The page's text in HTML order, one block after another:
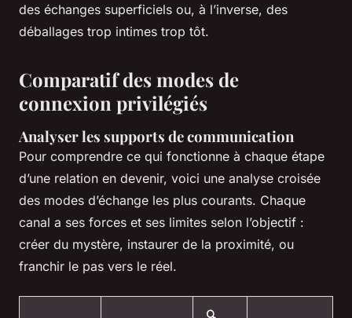
des échanges superficiels ou, à l’inverse, des
déballages trop intimes trop tôt.
Comparatif des modes de
connexion privilégiés
Analyser les supports de communication
Pour comprendre ce qui fonctionne à chaque étape
d’une relation en devenir, voici une analyse croisée
des modes d’échange les plus courants. Chaque
canal a ses forces et ses limites selon l’objectif :
créer du mystère, instaurer de la proximité, ou
franchir le pas vers le réel.